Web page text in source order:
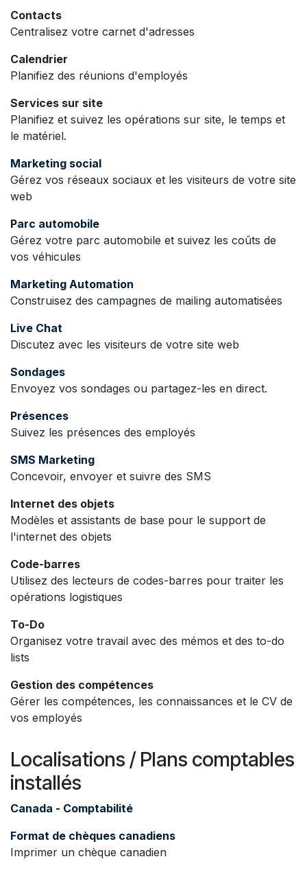
Contacts
Centralisez votre carnet d'adresses
Calendrier
Planifiez des réunions d'employés
Services sur site
Planifiez et suivez les opérations sur site, le temps et
le matériel.
Marketing social
Gérez vos réseaux sociaux et les visiteurs de votre site
web
Parc automobile
Gérez votre parc automobile et suivez les coûts de
vos véhicules
Marketing Automation
Construisez des campagnes de mailing automatisées
Live Chat
Discutez avec les visiteurs de votre site web
Sondages
Envoyez vos sondages ou partagez-les en direct.
Présences
Suivez les présences des employés
SMS Marketing
Concevoir, envoyer et suivre des SMS
Internet des objets
Modèles et assistants de base pour le support de
l'internet des objets
Code-barres
Utilisez des lecteurs de codes-barres pour traiter les
opérations logistiques
To-Do
Organisez votre travail avec des mémos et des to-do
lists
Gestion des compétences
Gérer les compétences, les connaissances et le CV de
vos employés
Localisations / Plans comptables
installés
Canada - Comptabilité
Format de chèques canadiens
Imprimer un chèque canadien